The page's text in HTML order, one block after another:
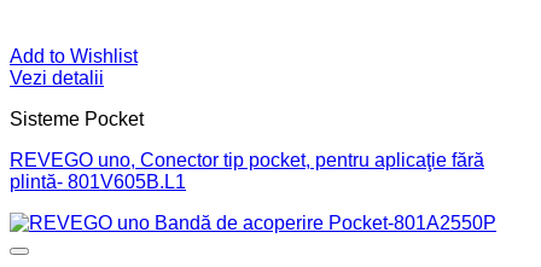
Add to Wishlist
Vezi detalii
Sisteme Pocket
REVEGO uno, Conector tip pocket, pentru aplicaţie fără
plintă- 801V605B.L1